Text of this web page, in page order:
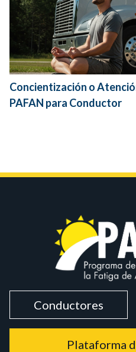
Concientización o
PAFAN para Conductor
Conductores
Plataforma